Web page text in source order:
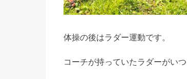
体操の後はラダー運動です。
コーチが持っていたラダーがい